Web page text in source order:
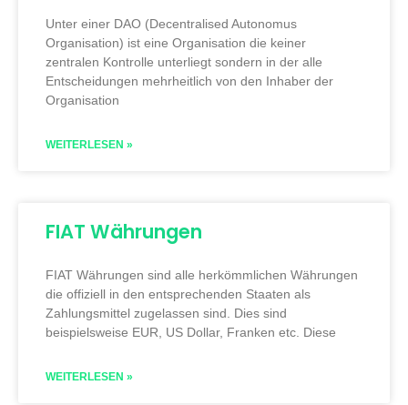
Unter einer DAO (Decentralised Autonomus
Organisation) ist eine Organisation die keiner
zentralen Kontrolle unterliegt sondern in der alle
Entscheidungen mehrheitlich von den Inhaber der
Organisation
WEITERLESEN »
FIAT Währungen
FIAT Währungen sind alle herkömmlichen Währungen
die offiziell in den entsprechenden Staaten als
Zahlungsmittel zugelassen sind. Dies sind
beispielsweise EUR, US Dollar, Franken etc. Diese
WEITERLESEN »